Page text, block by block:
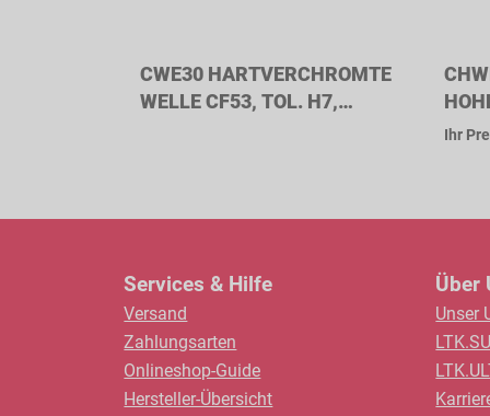
CWE30 HARTVERCHROMTE
WELLE CF53, TOL. H7,
H7,
Ihr
Services & Hilfe
Versand
Zahlungsarten
Onlineshop-Guide
Hersteller-Übersicht
Über
Unser